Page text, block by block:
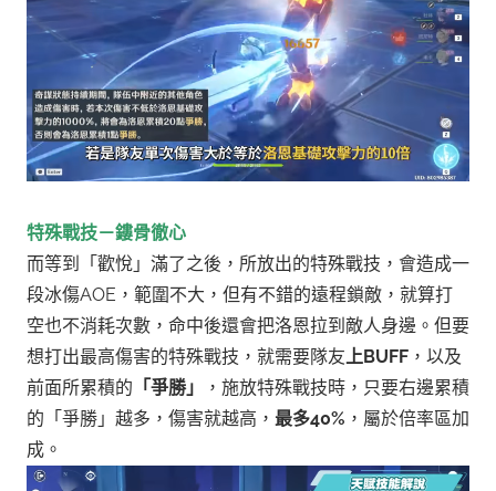
特殊戰技－鏤骨徹心
而等到「歡悅」滿了之後，所放出的特殊戰技，會造成一
段冰傷AOE，範圍不大，但有不錯的遠程鎖敵，就算打
空也不消耗次數，命中後還會把洛恩拉到敵人身邊。 但要
想打出最高傷害的特殊戰技，就需要隊友上BUFF ，以及
前面所累積的 「爭勝」
，施放特殊戰技時，只要右邊累積
的「爭勝」越多，傷害就越高， 最多40% ，屬於倍率區加
成。